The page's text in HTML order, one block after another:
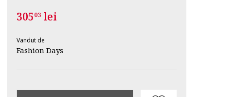
30503lei
Vandut de
Fashion Days